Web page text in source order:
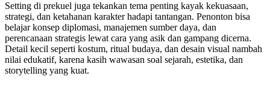
Setting di prekuel juga tekankan tema penting kayak kekuasaan,
strategi, dan ketahanan karakter hadapi tantangan. Penonton bisa
belajar konsep diplomasi, manajemen sumber daya, dan
perencanaan strategis lewat cara yang asik dan gampang dicerna.
Detail kecil seperti kostum, ritual budaya, dan desain visual nambah
nilai edukatif, karena kasih wawasan soal sejarah, estetika, dan
storytelling yang kuat.